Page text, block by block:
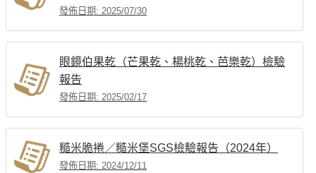
發佈日期: 2025/07/30
眼鏡伯果乾（芒果乾、楊桃乾、芭樂乾）檢驗
報告
發佈日期: 2025/02/17
糙米脆捲／糙米堡SGS檢驗報告（2024年）
發佈日期: 2024/12/11